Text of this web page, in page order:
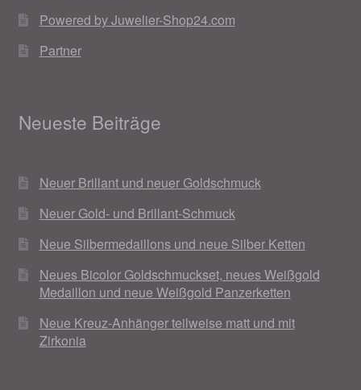
Powered by Juwelier-Shop24.com
Partner
Neueste Beiträge
Neuer Brillant und neuer Goldschmuck
Neuer Gold- und Brillant-Schmuck
Neue Silbermedaillons und neue Silber Ketten
Neues Bicolor Goldschmuckset, neues Weißgold
Medaillon und neue Weißgold Panzerketten
Neue Kreuz-Anhänger teilweise matt und mit
Zirkonia